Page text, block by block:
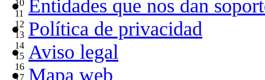
10
11
12
13
14
15
16
17
Entidades que nos dan
Política de privacidad
Aviso legal
Mapa web